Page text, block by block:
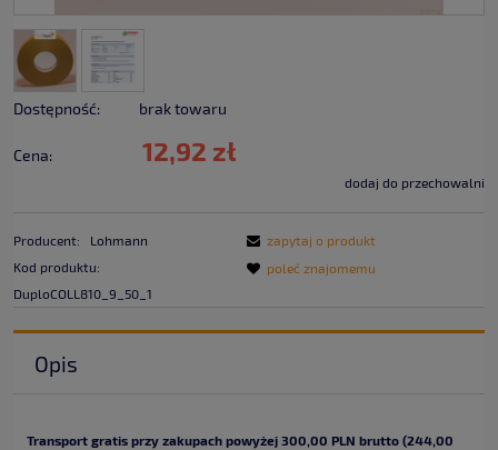
Dostępność: brak towaru
Cena: 12,92 zł
dodaj do przechowalni
Producent:
Lohmann
Kod produktu:
DuploCOLL810_9_50_1
zapytaj o produkt
poleć znajomemu
Opis
Transport gratis przy zakupach powyżej 300,00 PLN brutto (244,00